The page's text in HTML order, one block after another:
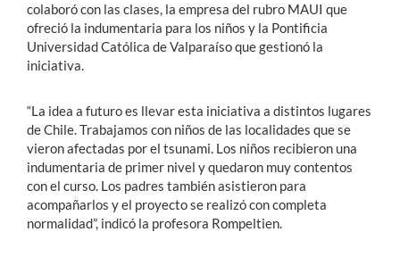
colaboró con las clases, la empresa del rubro MAUI que
ofreció la indumentaria para los niños y la Pontificia
Universidad Católica de Valparaíso que gestionó la
iniciativa.
“La idea a futuro es llevar esta iniciativa a distintos lugares
de Chile. Trabajamos con niños de las localidades que se
vieron afectadas por el tsunami. Los niños recibieron una
indumentaria de primer nivel y quedaron muy contentos
con el curso. Los padres también asistieron para
acompañarlos y el proyecto se realizó con completa
normalidad”, indicó la profesora Rompeltien.